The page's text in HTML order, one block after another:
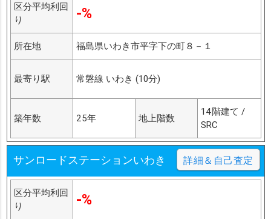
区分平均利回
り
-%
所在地 福島県いわき市平字下の町８－１
最寄り駅 常磐線 いわき (10分)
築年数 25年 地上階数
14階建て /
SRC
サンロードステーションいわき 詳細＆自己査定
区分平均利回
り
-%